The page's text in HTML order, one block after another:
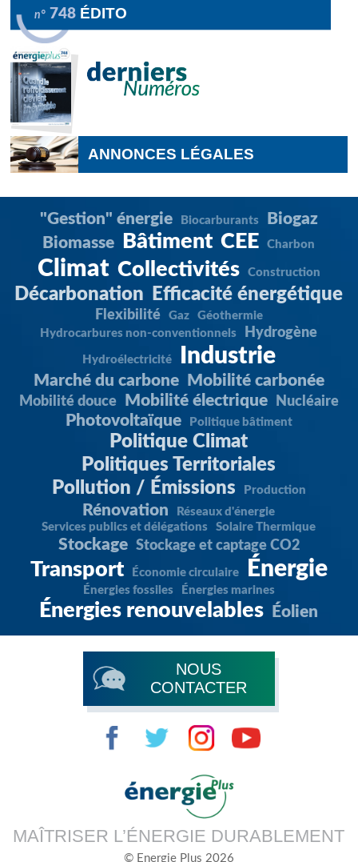
n° 748 ÉDITO
ANNONCES LÉGALES
"Gestion" énergie Biocarburants
Biogaz
Biomasse
Bâtiment CEE Charbon
Climat Collectivités Construction
Décarbonation Efficacité énergétique
Flexibilité Gaz
Géothermie
Hydrocarbures non-conventionnels
Hydrogène
Hydroélectricité Industrie
Marché du carbone Mobilité carbonée
Mobilité douce Mobilité électrique Nucléaire
Photovoltaïque Politique bâtiment
Politique Climat
Politiques Territoriales
Pollution / Émissions
Production
Rénovation
Réseaux d'énergie
Services publics et délégations
Solaire Thermique
Stockage Stockage et captage CO2
Transport Économie circulaire Énergie
Énergies fossiles Énergies marines
Énergies renouvelables Éolien
NOUS
CONTACTER
MAÎTRISER L’ÉNERGIE DURABLEMENT
© Energie Plus 2026